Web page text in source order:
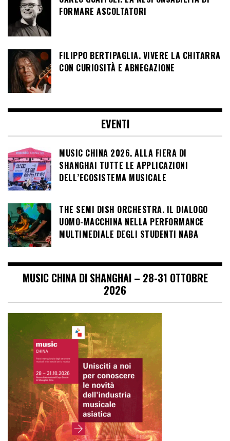
FORMARE ASCOLTATORI
FILIPPO BERTIPAGLIA. VIVERE LA CHITARRA
CON CURIOSITÀ E ABNEGAZIONE
EVENTI
MUSIC CHINA 2026. ALLA FIERA DI
SHANGHAI TUTTE LE APPLICAZIONI
DELL’ECOSISTEMA MUSICALE
THE SEMI DISH ORCHESTRA. IL DIALOGO
UOMO-MACCHINA NELLA PERFORMANCE
MULTIMEDIALE DEGLI STUDENTI NABA
MUSIC CHINA DI SHANGHAI – 28-31 OTTOBRE
2026